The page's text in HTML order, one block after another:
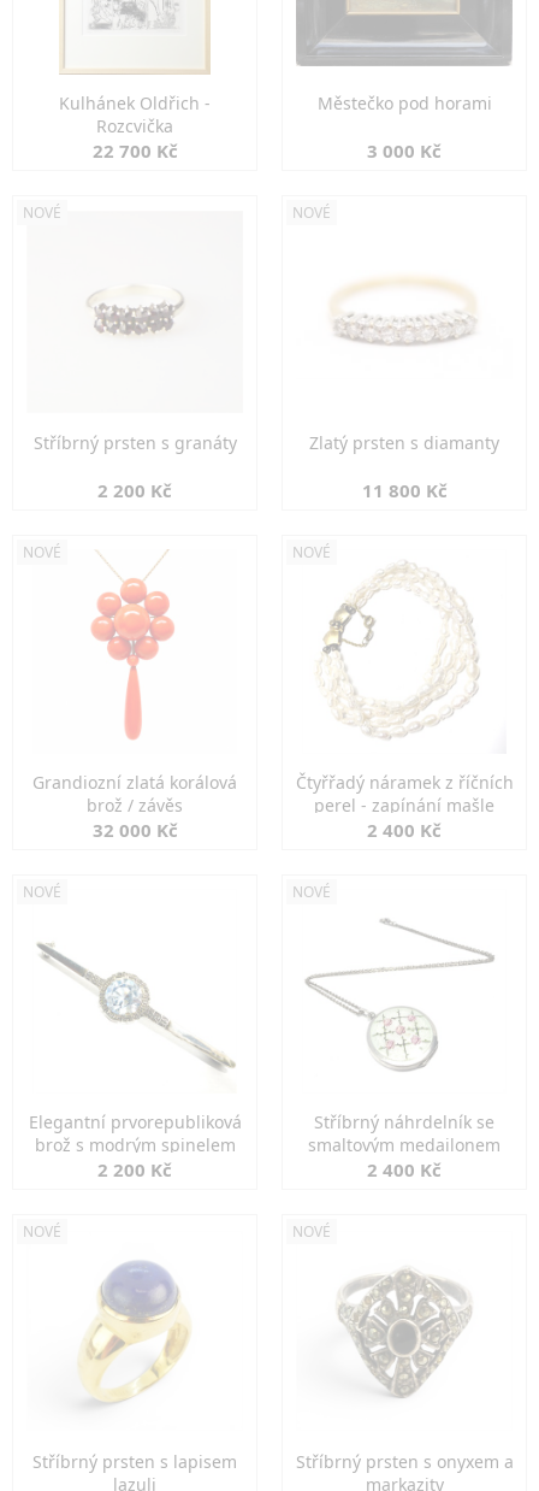
Kulhánek Oldřich -
Rozcvička
22 700 Kč
Městečko pod horami
3 000 Kč
NOVÉ
Stříbrný prsten s granáty
2 200 Kč
NOVÉ
Zlatý prsten s diamanty
11 800 Kč
NOVÉ
Grandiozní zlatá korálová
brož / závěs
32 000 Kč
NOVÉ
Čtyřřadý náramek z říčních
perel - zapínání mašle
2 400 Kč
NOVÉ
Elegantní prvorepubliková
brož s modrým spinelem
2 200 Kč
NOVÉ
Stříbrný náhrdelník se
smaltovým medailonem
2 400 Kč
NOVÉ
Stříbrný prsten s lapisem
lazuli
NOVÉ
Stříbrný prsten s onyxem a
markazity